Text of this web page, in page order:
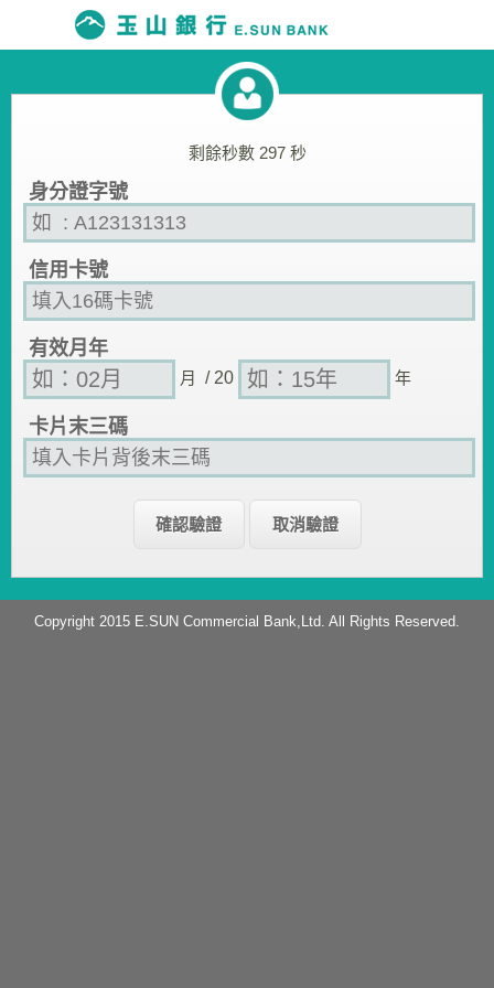
剩餘秒數 297秒
身分證字號
信用卡號
有效月年
月 / 20 年
卡片末三碼
Copyright 2015 E.SUN Commercial Bank,Ltd. All Rights Reserved.